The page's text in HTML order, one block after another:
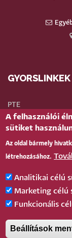
GYORSLINKEK
PTE
Neptun
Webmail
Telefonkönyv
Teams
TÉR
(oktatói)
BELÉPÉS
Bejelentkezés
Pécsi
A felhasználói
sütiket
Az oldal bármely
létrehozásához.
Analitikai célú
Marketing célú
Funkcionális
Beállítások